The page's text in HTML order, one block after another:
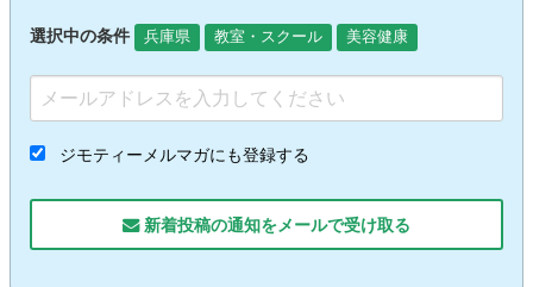
選択中の条件 兵庫県 教室・スクール 美容健康
ジモティーメルマガにも登録する
新着投稿の通知をメールで受け取る